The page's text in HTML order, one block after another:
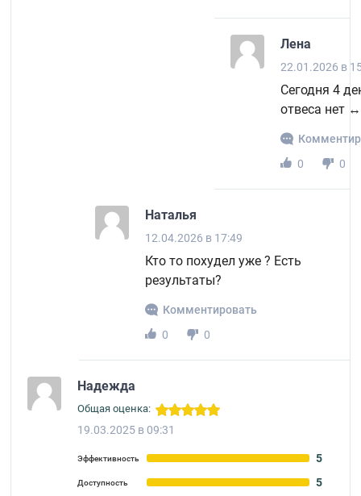
Лена
22.01.2026 в
Сегодня 4
отвеса нет ‍↔️
0
0
Наталья
12.04.2026 в 17:49
Кто то похудел уже ? Есть
результаты?
Комментировать
0
0
Надежда
Общая оценка:
19.03.2025 в 09:31
Эффективность 5
Доступность 5